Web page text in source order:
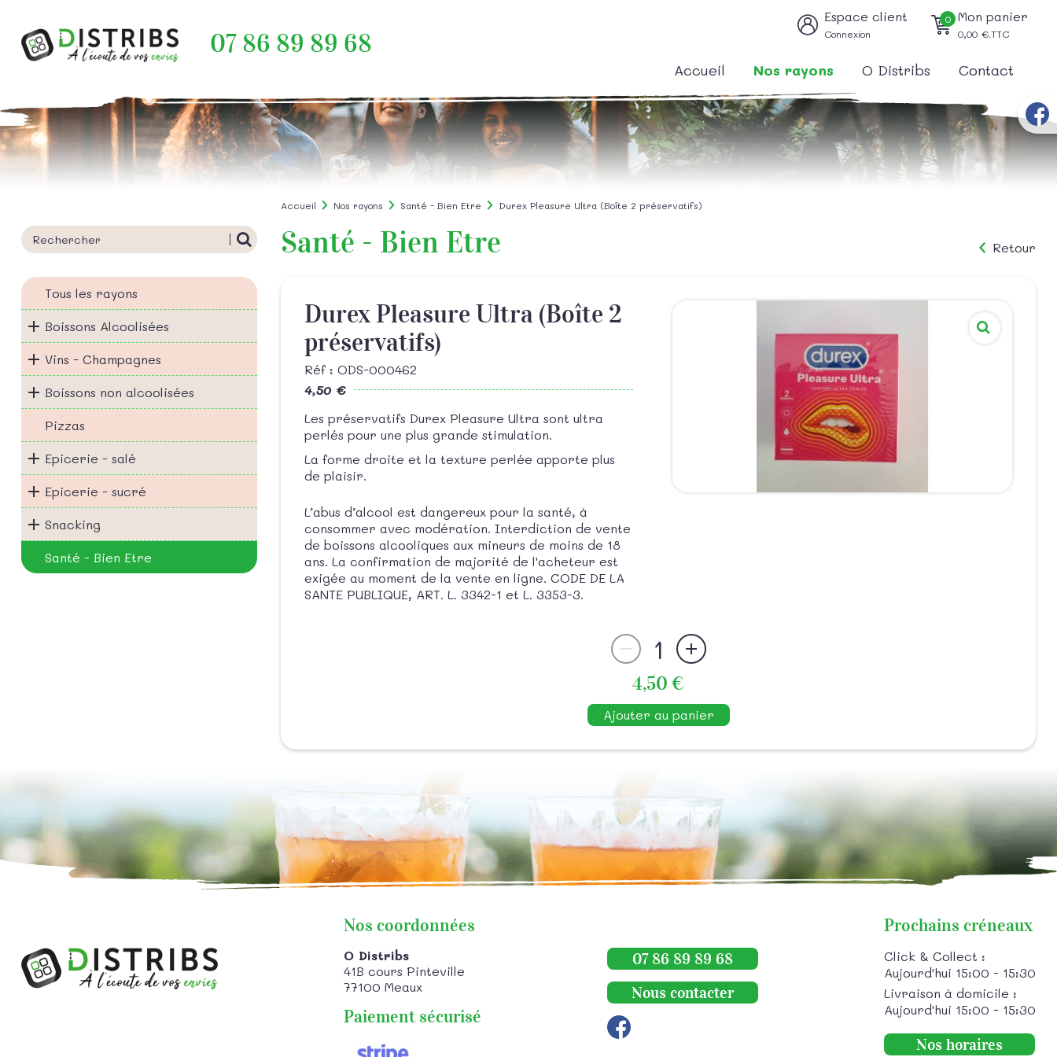
07 86 89 89 68
Espace client
Connexion
0 Mon panier
0,00 €.TTC
Accueil Nos rayons O Distribs Contact
Accueil Nos rayons Santé - Bien Etre Durex Pleasure Ultra (Boîte 2 préservatifs)
Tous les rayons
Boissons Alcoolisées
Vins - Champagnes
Boissons non alcoolisées
Pizzas
Epicerie - salé
Epicerie - sucré
Snacking
Santé - Bien Etre
Santé - Bien Etre Retour
Durex Pleasure Ultra (Boîte 2
préservatifs)
Réf : ODS-000462
4,50 €
Les préservatifs Durex Pleasure Ultra sont ultra
perlés pour une plus grande stimulation.
La forme droite et la texture perlée apporte plus
de plaisir.
L’abus d’alcool est dangereux pour la santé, à
consommer avec modération. Interdiction de vente
de boissons alcooliques aux mineurs de moins de 18
ans. La confirmation de majorité de l'acheteur est
exigée au moment de la vente en ligne. CODE DE LA
SANTE PUBLIQUE, ART. L. 3342-1 et L. 3353-3.
1
4,50 €
Ajouter au panier
Nos coordonnées
O Distribs
41B cours Pinteville
77100 Meaux
Paiement sécurisé
07 86 89 89 68
Nous contacter
Prochains créneaux
Click & Collect :
Aujourd'hui 15:00 - 15:30
Livraison à domicile :
Aujourd'hui 15:00 - 15:30
Nos horaires